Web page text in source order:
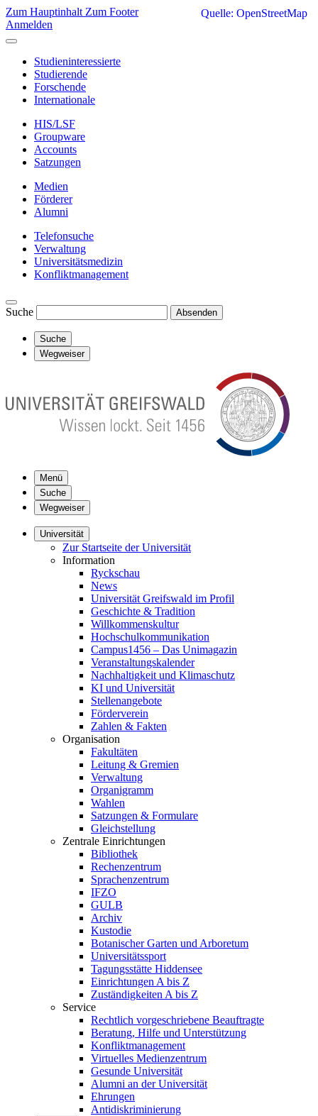
Zum Hauptinhalt Zum Footer
Anmelden
Studieninteressierte
Studierende
Forschende
Internationale
HIS/LSF
Groupware
Accounts
Satzungen
Medien
Förderer
Alumni
Telefonsuche
Verwaltung
Universitätsmedizin
Konfliktmanagement
Suche Absenden
Suche
Wegweiser
Menü
Suche
Wegweiser
Universität
Zur Startseite der Universität
Information
Ryckschau
News
Universität Greifswald im Profil
Geschichte & Tradition
Willkommenskultur
Hochschulkommunikation
Campus1456 – Das Unimagazin
Veranstaltungskalender
Nachhaltigkeit und Klimaschutz
KI und Universität
Stellenangebote
Förderverein
Zahlen & Fakten
Organisation
Fakultäten
Leitung & Gremien
Verwaltung
Organigramm
Wahlen
Satzungen & Formulare
Gleichstellung
Zentrale Einrichtungen
Bibliothek
Rechenzentrum
Sprachenzentrum
IFZO
GULB
Archiv
Kustodie
Botanischer Garten und Arboretum
Universitätssport
Tagungsstätte Hiddensee
Einrichtungen A bis Z
Zuständigkeiten A bis Z
Service
Rechtlich vorgeschriebene Beauftragte
Beratung, Hilfe und Unterstützung
Konfliktmanagement
Virtuelles Medienzentrum
Gesunde Universität
Alumni an der Universität
Ehrungen
Antidiskriminierung
Quelle: OpenStreetMap